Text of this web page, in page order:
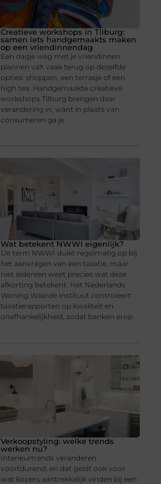
Creatieve workshops in Tilburg:
samen iets handgemaakts maken
op een vriendinnendag
Een dagje weg met je vriendinnen
plannen valt vaak terug op dezelfde
opties: shoppen, een terrasje of een
high tea. Handgemaakte creatieve
workshops Tilburg brengen daar
verandering in, want in plaats van
consumeren ga je
Wat betekent NWWI eigenlijk?
De term NWWI duikt regelmatig op bij
het aanvragen van een taxatie, maar
niet iedereen weet precies wat deze
afkorting betekent. Het Nederlands
Woning Waarde Instituut controleert
taxatierapporten op kwaliteit en
onafhankelijkheid, zodat banken erop
Verkoopstyling: welke trends
werken nu?
Interieurtrends veranderen
voortdurend, en dat geldt ook voor
wat kopers aantrekkelijk vinden bij een